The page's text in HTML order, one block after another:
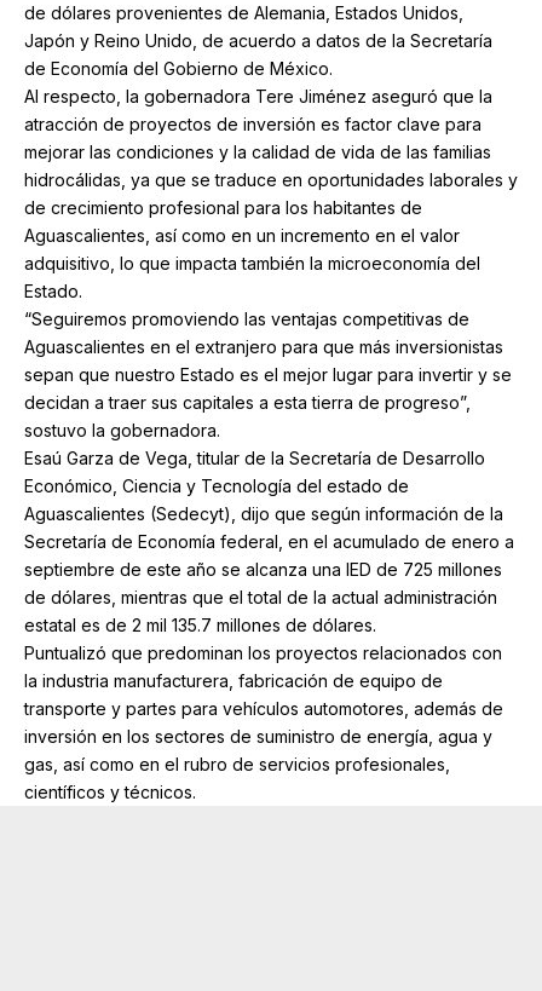
de dólares provenientes de Alemania, Estados Unidos,
Japón y Reino Unido, de acuerdo a datos de la Secretaría
de Economía del Gobierno de México.
Al respecto, la gobernadora Tere Jiménez aseguró que la
atracción de proyectos de inversión es factor clave para
mejorar las condiciones y la calidad de vida de las familias
hidrocálidas, ya que se traduce en oportunidades laborales y
de crecimiento profesional para los habitantes de
Aguascalientes, así como en un incremento en el valor
adquisitivo, lo que impacta también la microeconomía del
Estado.
“Seguiremos promoviendo las ventajas competitivas de
Aguascalientes en el extranjero para que más inversionistas
sepan que nuestro Estado es el mejor lugar para invertir y se
decidan a traer sus capitales a esta tierra de progreso”,
sostuvo la gobernadora.
Esaú Garza de Vega, titular de la Secretaría de Desarrollo
Económico, Ciencia y Tecnología del estado de
Aguascalientes (Sedecyt), dijo que según información de la
Secretaría de Economía federal, en el acumulado de enero a
septiembre de este año se alcanza una IED de 725 millones
de dólares, mientras que el total de la actual administración
estatal es de 2 mil 135.7 millones de dólares.
Puntualizó que predominan los proyectos relacionados con
la industria manufacturera, fabricación de equipo de
transporte y partes para vehículos automotores, además de
inversión en los sectores de suministro de energía, agua y
gas, así como en el rubro de servicios profesionales,
científicos y técnicos.